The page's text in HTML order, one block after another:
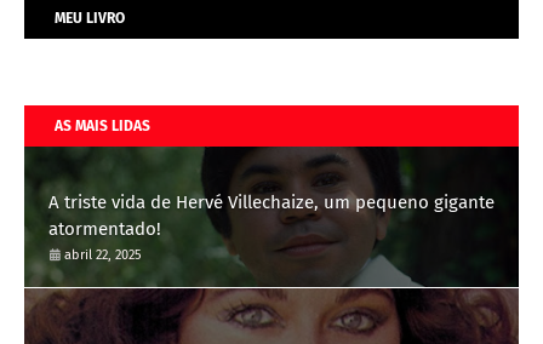
MEU LIVRO
AS MAIS LIDAS
A triste vida de Hervé Villechaize, um pequeno gigante
atormentado!
abril 22, 2025